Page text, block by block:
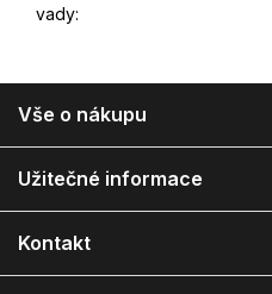
vady:
p
Vše o nákupu
Užitečné informace
Kontakt